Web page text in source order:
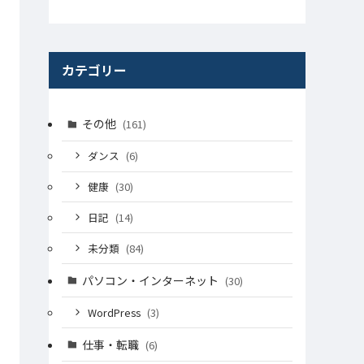
カテゴリー
その他 (161)
ダンス (6)
健康 (30)
日記 (14)
未分類 (84)
パソコン・インターネット (30)
WordPress (3)
仕事・転職 (6)